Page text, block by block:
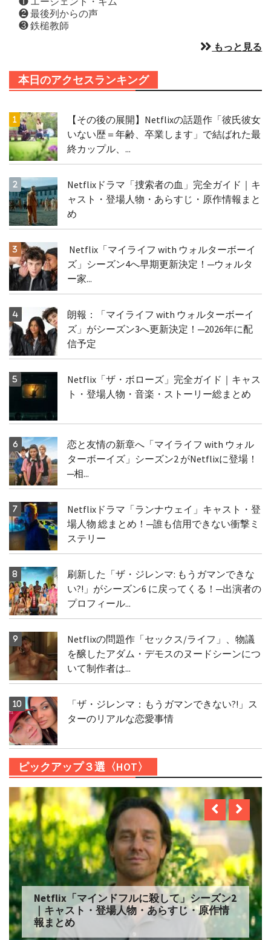
❷ 最後列からの声
❸ 鉄槌教師
もっと見る
本日のアクセスランキング
【その後の展開】Netflixの話題作「彼氏彼女
いない歴＝年齢、卒業します」で結ばれた最
終カップル、...
Netflixドラマ「捜索者の血」完全ガイド｜キ
ャスト・登場人物・あらすじ・原作情報まと
め
Netflix「マイライフ with ウォルターボーイ
ズ」シーズン4へ早期更新決定！─ウォルタ
ー家...
朗報：「マイライフ with ウォルターボーイ
ズ」がシーズン3へ更新決定！─2026年に配
信予定
Netflix「ザ・ボローズ」完全ガイド｜キャス
ト・登場人物・音楽・ストーリー総まとめ
恋と友情の新章へ「マイライフ with ウォル
ターボーイズ」シーズン2 がNetflixに登場！
─相...
Netflixドラマ「ランナウェイ」キャスト・登
場人物 総まとめ！─誰も信用できない衝撃ミ
ステリー
刷新した「ザ・ジレンマ: もうガマンできな
い?!」がシーズン6 に戻ってくる！─出演者の
プロフィール...
Netflixの問題作「セックス/ライフ」、物議
を醸したアダム・デモスのヌードシーンにつ
いて制作者は...
「ザ・ジレンマ：もうガマンできない?!」ス
ターのリアルな恋愛事情
ピックアップ３選〈HOT〉
Netflix「マインドフルに殺して」シーズン2
｜キャスト・登場人物・あらすじ・原作情
報まとめ